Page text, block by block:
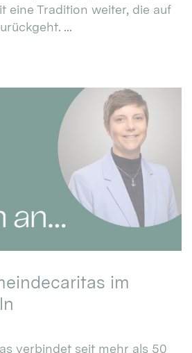
eine Tradition weiter, die auf
...
im
verbindet seit mehr als 50